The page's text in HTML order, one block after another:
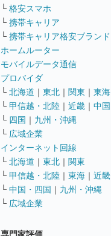
└ 格安スマホ
└ 携帯キャリア
└ 携帯キャリア格安ブランド
ホームルーター
モバイルデータ通信
プロバイダ
└ 北海道 ｜ 東北 ｜ 関東 ｜ 東海
└ 甲信越・北陸 ｜ 近畿 ｜ 中国
└ 四国 ｜ 九州・沖縄
└ 広域企業
インターネット回線
└ 北海道 ｜ 東北 ｜ 関東
└ 甲信越・北陸 ｜ 東海 ｜ 近畿
└ 中国・四国 ｜ 九州・沖縄
└ 広域企業